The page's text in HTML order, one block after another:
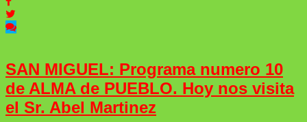
SAN MIGUEL: Programa numero 10
de ALMA de PUEBLO. Hoy nos visita
el Sr. Abel Martinez